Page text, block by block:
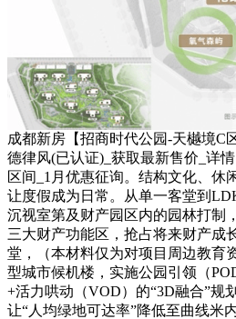
成都新房【招商时代公园-天樾境C
德律风(已认证)_获取最新售价_详
区间_1月优惠征询。结构文化、休
让度假成为日常。从单一客堂到
沉视室第及财产园区内的园林打制
三大财产功能区，抢占将来财产成
堂，（本材料仅为对项目周边教育
型城市候机楼，实施公园引领（
+活力哄动（VOD）的“3D融合”规
让“人均绿地可达率”降低至曲线米